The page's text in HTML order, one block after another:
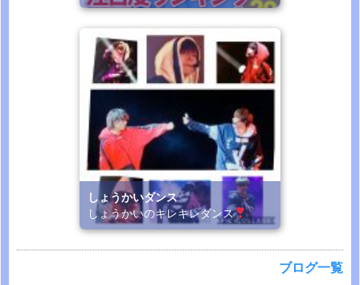
しょうかいダンス
しょうかいのキレキレダンス
ブログ一覧